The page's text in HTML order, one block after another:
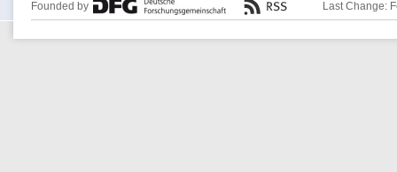
Founded by Last Change: